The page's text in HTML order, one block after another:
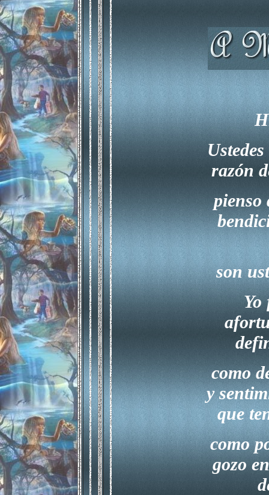
U
razón
pienso
son
Yo
como
y
que
como
gozo